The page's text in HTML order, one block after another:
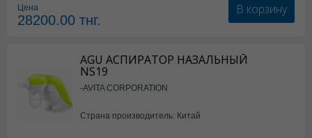
Цена
28200.00 тнг.
В корзину
AGU АСПИРАТОР НАЗАЛЬНЫЙ
NS19
-AVITA CORPORATION
Страна производитель: Китай